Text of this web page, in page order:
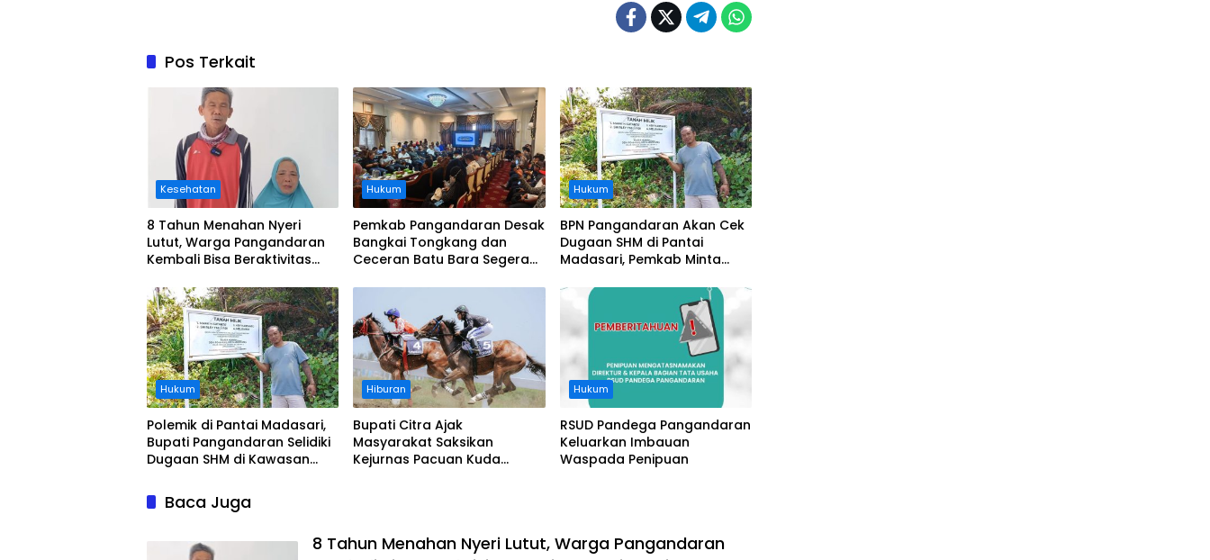
Pos Terkait
Kesehatan
8 Tahun Menahan Nyeri
Lutut, Warga Pangandaran
Kembali Bisa Beraktivitas
Ditanggung BPJS
Hukum
Pemkab Pangandaran Desak
Bangkai Tongkang dan
Ceceran Batu Bara Segera
Koordinasi Perusahaan
Hukum
BPN Pangandaran Akan Cek
Dugaan SHM di Pantai
Madasari, Pemkab Minta
Hukum
Polemik di Pantai Madasari,
Bupati Pangandaran Selidiki
Dugaan SHM di Kawasan
Hiburan
Bupati Citra Ajak
Masyarakat Saksikan
Kejurnas Pacuan Kuda
Hukum
RSUD Pandega Pangandaran
Keluarkan Imbauan
Waspada Penipuan
Baca Juga
8 Tahun Menahan Nyeri Lutut, Warga Pangandaran